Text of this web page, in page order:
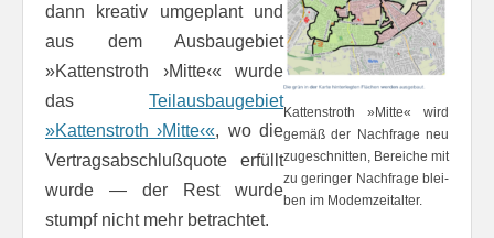
Kattenstroth »Mitte« wird
gemäß der Nach­frage neu
zu­ge­schnit­ten, Be­rei­che mit
zu ge­rin­ger Nach­fra­ge blei­
ben im Mo­dem­zeit­al­ter.
dann kreativ umgeplant und
aus dem Ausbaugebiet
»Kattenstroth ›Mitte‹« wurde
das Teilausbaugebiet
»Kattenstroth ›Mitte‹«, wo die
Vertragsabschlußquote erfüllt
wurde — der Rest wurde
stumpf nicht mehr betrachtet.